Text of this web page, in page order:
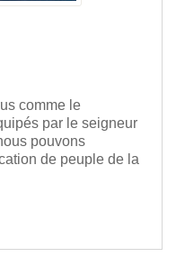
comme le
par le seigneur
pouvons
de peuple de la